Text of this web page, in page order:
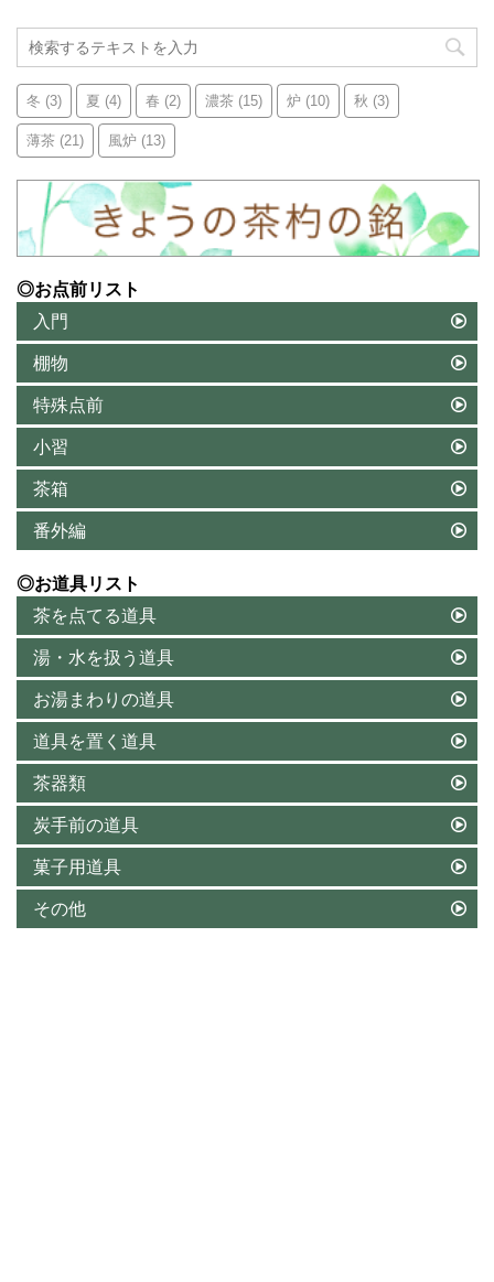
冬 (3) 夏 (4) 春 (2) 濃茶 (15) 炉 (10) 秋 (3)
薄茶 (21) 風炉 (13)
◎お点前リスト
入門
棚物
特殊点前
小習
茶箱
番外編
◎お道具リスト
茶を点てる道具
湯・水を扱う道具
お湯まわりの道具
道具を置く道具
茶器類
炭手前の道具
菓子用道具
その他